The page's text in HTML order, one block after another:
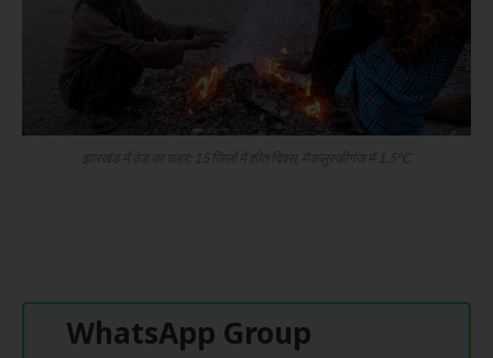
झारखंड में ठंड का कहर: 15 जिलों में शीत दिवस, मैकलुस्कीगंज में 1.5°C
WhatsApp Group